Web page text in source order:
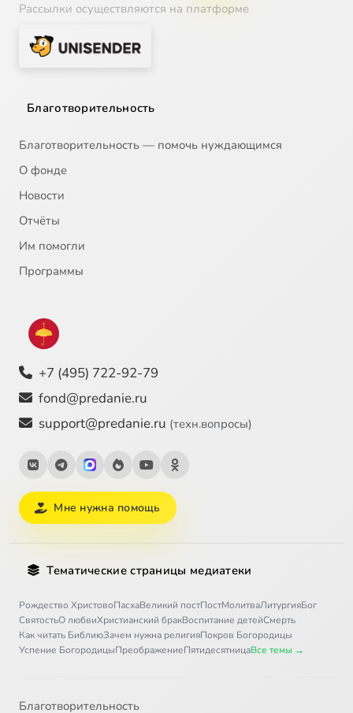
Рассылки осуществляются на платформе
Благотворительность
Благотворительность — помочь нуждающимся
О фонде
Новости
Отчёты
Им помогли
Программы
+7 (495) 722-92-79
fond@predanie.ru
support@predanie.ru (техн.вопросы)
Мне нужна помощь
Тематические страницы медиатеки
Рождество ХристовоПасхаВеликий постПостМолитваЛитургияБог
СвятостьО любвиХристианский бракВоспитание детейСмерть
Как читать БиблиюЗачем нужна религияПокров Богородицы
Успение БогородицыПреображениеПятидесятницаВсе темы →
Благотворительность